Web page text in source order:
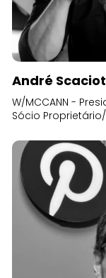
André
W/MCCANN -
Sócio